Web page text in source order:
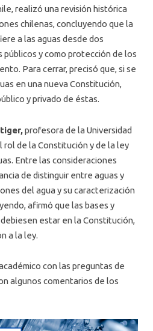
realizó una revisión histórica
chilenas, concluyendo que la
a las aguas desde dos
públicos y como protección de los
Para cerrar, precisó que, si se
en una nueva Constitución,
y privado de éstas.
profesora de la Universidad
de la Constitución y de la ley
Entre las consideraciones
de distinguir entre aguas y
del agua y su caracterización
afirmó que las bases y
estar en la Constitución,
a la ley.
con las preguntas de
algunos comentarios de los